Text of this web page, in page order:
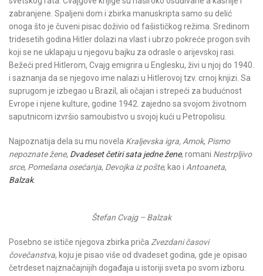
zabranjene. Spaljeni dom i zbirka manuskripta samo su delić
onoga što je čuveni pisac doživio od fašističkog režima. Sredinom
tridesetih godina Hitler dolazi na vlast i ubrzo pokreće progon svih
koji se ne uklapaju u njegovu bajku za odrasle o arijevskoj rasi.
Bežeći pred Hitlerom, Cvajg emigrira u Englesku, živi u njoj do 1940.
i saznanja da se njegovo ime nalazi u Hitlerovoj tzv. crnoj knjizi. Sa
suprugom je izbegao u Brazil, ali očajan i strepeći za budućnost
Evrope i njene kulture, godine 1942. zajedno sa svojom životnom
saputnicom izvršio samoubistvo u svojoj kući u Petropolisu.
Najpoznatija dela su mu novela Kraljevska igra,Amok, Pismo
nepoznate žene, Dvadeset četiri sata jedne žene, romani Nestrpljivo
srce, Pomešana osećanja, Devojka iz pošte, kao i Antoaneta,
Balzak.
Štefan Cvajg – Balzak
Posebno se ističe njegova zbirka priča Zvezdani časovi
čovečanstva, koju je pisao više od dvadeset godina, gde je opisao
četrdeset najznačajnijih događaja u istoriji sveta po svom izboru.